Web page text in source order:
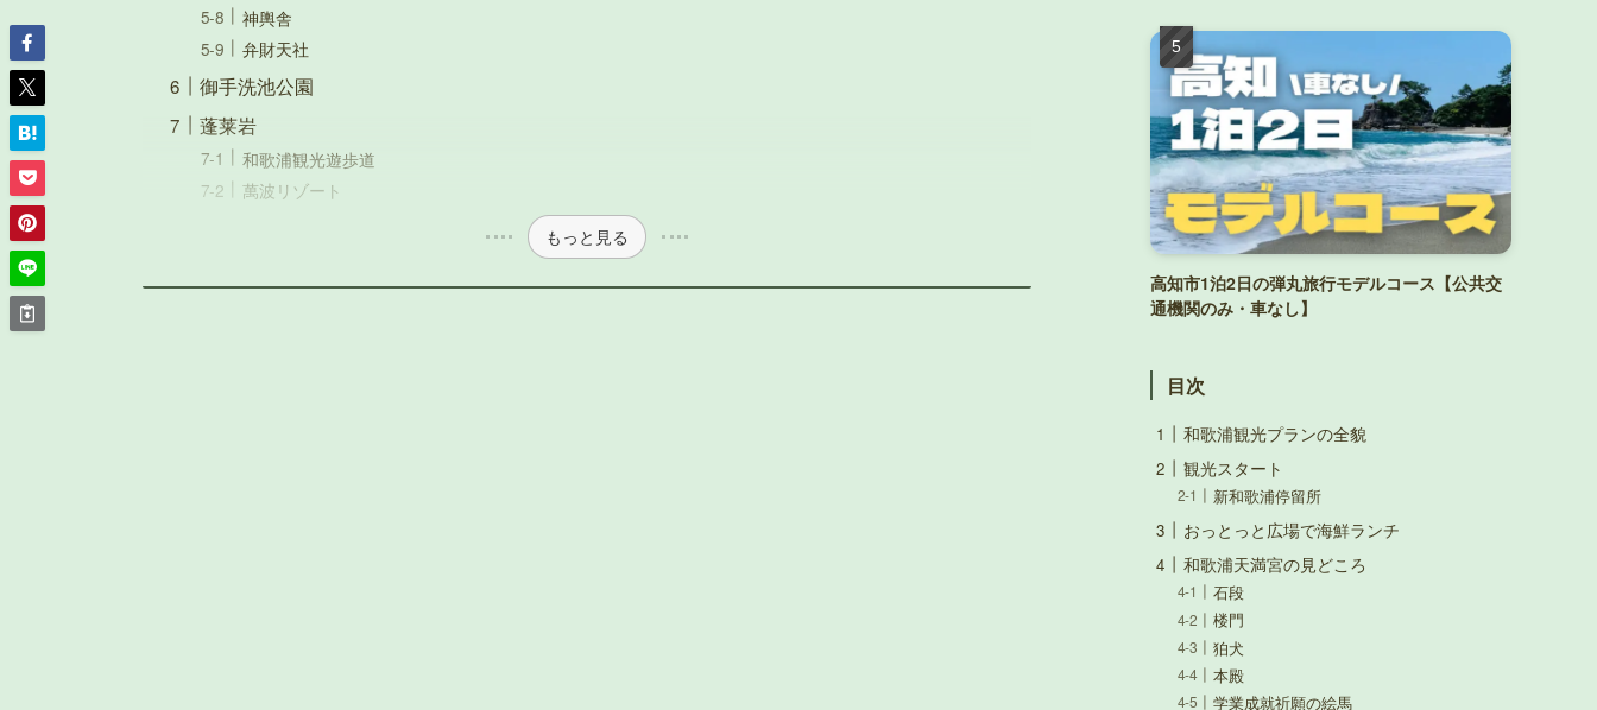
神輿舎
弁財天社
御手洗池公園
蓬莱岩
和歌浦観光遊歩道
萬波リゾート
もっと見る
高知市1泊2日の弾丸旅行モデルコース【公共交
通機関のみ・車なし】
目次
和歌浦観光プランの全貌
観光スタート
新和歌浦停留所
おっとっと広場で海鮮ランチ
和歌浦天満宮の見どころ
石段
楼門
狛犬
本殿
学業成就祈願の絵馬